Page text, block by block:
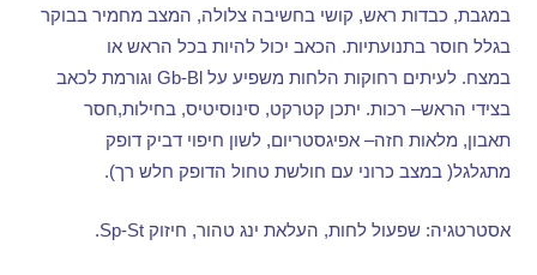
במגבת, כבדות ראש, קושי בחשיבה צלולה, המצב מחמיר בבוקר
בגלל חוסר בתנועתיות. הכאב יכול להיות בכל הראש או
במצח.לעיתים רחוקות הלחות משפיע עלGb-Bl וגורמת לכאב
בצידי הראש– רכות. יתכן קטרקט, סינוסיטיס, בחילות,חסר
תאבון, מלאות חזה–אפיגסטריום,לשון חיפוי דביק דופק
מתגלגל( במצב כרוני עם חולשת טחול הדופק חלש רך).
אסטרטגיה:שפעול לחות, העלאת ינג טהור, חיזוקSp-St.